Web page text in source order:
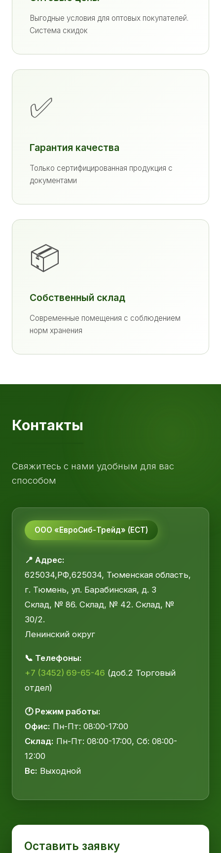
Выгодные условия для оптовых покупателей.
Система скидок
✅
Гарантия качества
Только сертифицированная продукция с
документами
📦
Собственный склад
Современные помещения с соблюдением
норм хранения
Контакты
Свяжитесь с нами удобным для вас
способом
ООО «ЕвроСиб-Трейд» (ЕСТ)
📍 Адрес:
625034,РФ,625034, Тюменская область,
г. Тюмень, ул. Барабинская, д. 3
Склад, № 86. Склад, № 42. Склад, №
30/2.
Ленинский округ
📞 Телефоны:
+7 (3452) 69-65-46 (доб.2 Торговый
отдел)
🕐 Режим работы:
Офис: Пн-Пт: 08:00-17:00
Склад: Пн-Пт: 08:00-17:00, Сб: 08:00-
12:00
Вс: Выходной
Оставить заявку